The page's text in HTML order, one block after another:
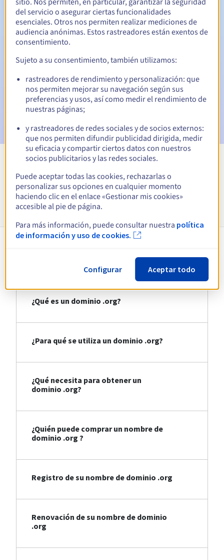
Notificaciones automáticas:
Emails de aviso:60, 30, 15, 7 y 3 días antes de la fecha de
Email el día del vencimientopara notificar la suspensión
del nombre de dominio
Email tras el periodo de gracia de redención
notificar la eliminación del nombre de dominio
Información sobre .org
¿Qué es un dominio .org?
¿Para qué se utiliza un dominio .org?
¿Qué necesita para obtener un
dominio .org?
¿Quién puede comprar un nombre de
dominio .org ?
Registro de su nombre de dominio .org
Renovación de su nombre de dominio
.org
del servicio o asegurar ciertas funcionalidades
esenciales. Otros nos permiten realizar mediciones de
audiencia anónimas. Estos rastreadores están exentos de
consentimiento.
Sujeto a su consentimiento, también utilizamos:
rastreadores de rendimiento y personalización: que
nos permiten mejorar su navegación según sus
preferencias y usos, así como medir el rendimiento de
nuestras páginas;
y rastreadores de redes sociales y de socios externos:
que nos permiten difundir publicidad dirigida, medir
su eficacia y compartir ciertos datos con nuestros
socios publicitarios y las redes sociales.
Puede aceptar todas las cookies, rechazarlas o
personalizar sus opciones en cualquier momento
haciendo clic en el enlace «Gestionar mis cookies»
accesible al pie de página.
Para más información, puede consultar nuestra política
de información y uso de cookies.
Configurar Aceptar todo